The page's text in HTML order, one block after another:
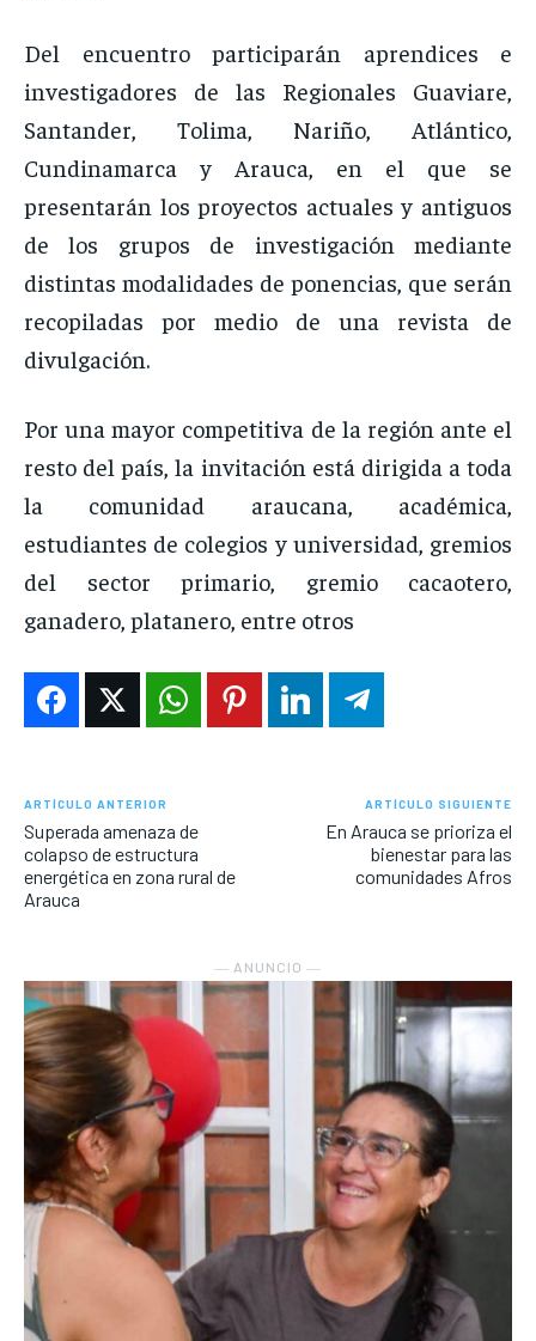
Del encuentro participarán aprendices e
investigadores de las Regionales Guaviare,
Santander, Tolima, Nariño, Atlántico,
Cundinamarca y Arauca, en el que se
presentarán los proyectos actuales y antiguos
de los grupos de investigación mediante
distintas modalidades de ponencias, que serán
recopiladas por medio de una revista de
divulgación.
Por una mayor competitiva de la región ante el
resto del país, la invitación está dirigida a toda
la comunidad araucana, académica,
estudiantes de colegios y universidad, gremios
del sector primario, gremio cacaotero,
ganadero, platanero, entre otros
ARTÍCULO ANTERIOR
Superada amenaza de
colapso de estructura
energética en zona rural de
Arauca
ARTÍCULO SIGUIENTE
En Arauca se prioriza el
bienestar para las
comunidades Afros
― ANUNCIO ―